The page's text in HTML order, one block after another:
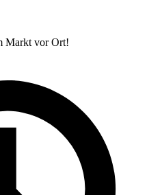
Markt vor Ort!